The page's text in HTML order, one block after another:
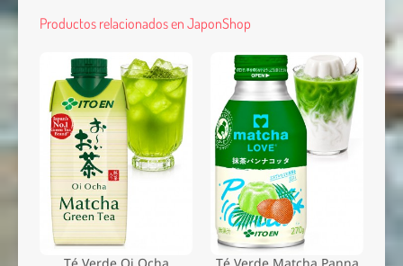
Productos relacionados en JaponShop